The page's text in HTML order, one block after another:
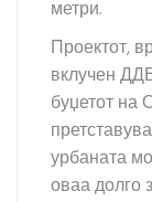
метри.
Проектот,
вклучен
буџетот на
урбаната
оваа долго